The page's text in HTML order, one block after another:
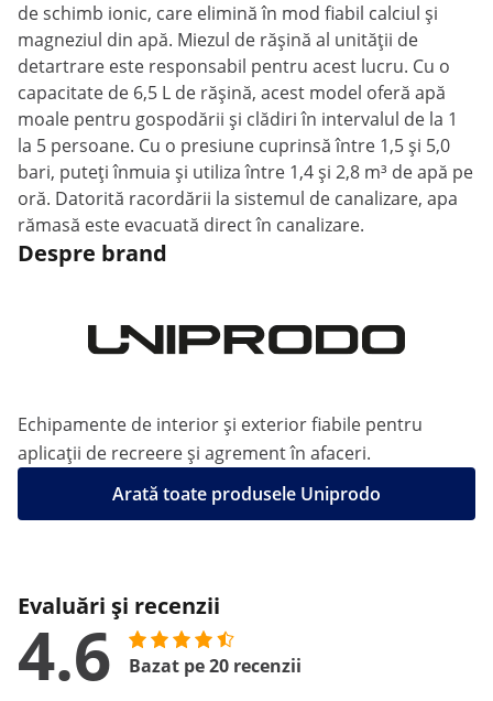
de schimb ionic, care elimină în mod fiabil calciul și
magneziul din apă. Miezul de rășină al unității de
detartrare este responsabil pentru acest lucru. Cu o
capacitate de 6,5 L de rășină, acest model oferă apă
moale pentru gospodării și clădiri în intervalul de la 1
la 5 persoane. Cu o presiune cuprinsă între 1,5 și 5,0
bari, puteți înmuia și utiliza între 1,4 și 2,8 m³ de apă pe
oră. Datorită racordării la sistemul de canalizare, apa
rămasă este evacuată direct în canalizare.
Despre brand
Echipamente de interior și exterior fiabile pentru
aplicații de recreere și agrement în afaceri.
Arată toate produsele Uniprodo
Evaluări și recenzii
4.6 Bazat pe 20 recenzii